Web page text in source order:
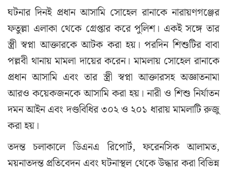
ঘটনার দিনই প্রধান আসামি সোহেল রানাকে নারায়ণগঞ্জের
ফতুল্লা এলাকা থেকে গ্রেপ্তার করে পুলিশ। একই সঙ্গে তার
স্ত্রী স্বপ্না আক্তারকে আটক করা হয়। পরদিন শিশুটির বাবা
পল্লবী থানায় মামলা দায়ের করেন। মামলায় সোহেল রানাকে
প্রধান আসামি এবং তার স্ত্রী স্বপ্না আক্তারসহ অজ্ঞাতনামা
আরও কয়েকজনকে আসামি করা হয়। নারী ও শিশু নির্যাতন
দমন আইন এবং দণ্ডবিধির ৩০২ ও ২০১ ধারায় মামলাটি রুজু
করা হয়।
তদন্ত চলাকালে ডিএনএ রিপোর্ট, ফরেনসিক আলামত,
ময়নাতদন্ত প্রতিবেদন এবং ঘটনাস্থল থেকে উদ্ধার করা বিভিন্ন